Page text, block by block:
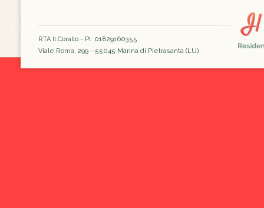
RTA Il Corallo - PI: 01829160355
Viale Roma, 299 - 55045 Marina di Pietrasanta (LU)